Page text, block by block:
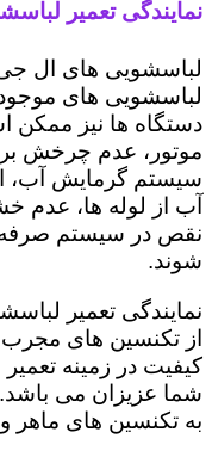
نمایندگی تعمیر
لباسشویی های ال جی
لباسشویی های موجود
دستگاه ها نیز ممکن
موتور، عدم چرخش
سیستم گرمایش آب،
آب از لوله ها،
نقص در سیستم
شوند.
نمایندگی تعمیر
از تکنسین های
کیفیت در زمینه
شما عزیزان می
به تکنسین های ماهر